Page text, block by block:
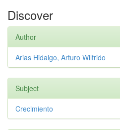
Discover
Author
Arias Hidalgo, Arturo Wilfrido
Subject
Crecimiento